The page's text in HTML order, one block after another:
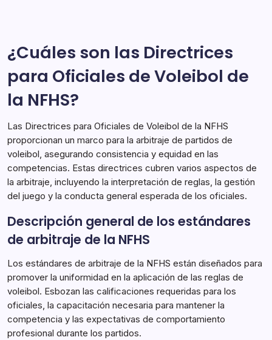
Responsabilidades
estructurada y mediación son esenciales…
Directrices para Oficiales de Voleibol de la NFHS 09/01/2026
¿Cuáles son las Directrices
para Oficiales de Voleibol de
la NFHS?
Las Directrices para Oficiales de Voleibol de la NFHS
proporcionan un marco para la arbitraje de partidos de
voleibol, asegurando consistencia y equidad en las
competencias. Estas directrices cubren varios aspectos de
la arbitraje, incluyendo la interpretación de reglas, la gestión
del juego y la conducta general esperada de los oficiales.
Descripción general de los estándares
de arbitraje de la NFHS
Los estándares de arbitraje de la NFHS están diseñados para
promover la uniformidad en la aplicación de las reglas de
voleibol. Esbozan las calificaciones requeridas para los
oficiales, la capacitación necesaria para mantener la
competencia y las expectativas de comportamiento
profesional durante los partidos.